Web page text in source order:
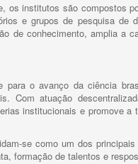
os institutos são compostos
e grupos de pesquisa
de conhecimento, amplia a
para o avanço da ciência
Com atuação
institucionais e promove
se como um dos
formação de talentos e